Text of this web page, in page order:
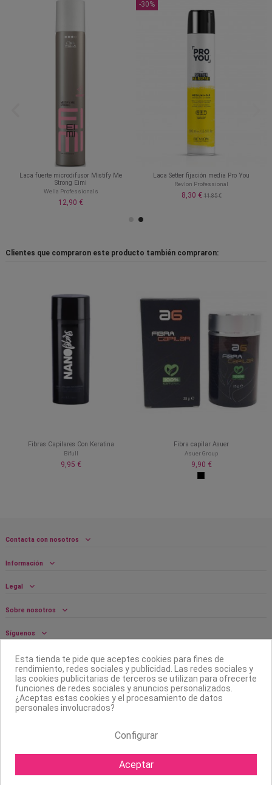
Laca fuerte microdifusor Mistify Me
Strong Eimi
Wella Professionals
12,90 €
-30%
Laca Setter fijación media Pro You
Revlon Professional
8,30 €11,85 €
Clientes que compraron este producto también compraron:
Fibras Capilares Con Keratina
Bifull
9,95 €
Fibra capilar Asuer
Asuer Group
9,90 €
Contacta con nosotros
Información
Legal
Sobre nosotros
Síguenos
Boletín
Esta tienda te pide que aceptes cookies para fines de
rendimiento, redes sociales y publicidad. Las redes sociales y
las cookies publicitarias de terceros se utilizan para ofrecerte
funciones de redes sociales y anuncios personalizados.
¿Aceptas estas cookies y el procesamiento de datos
personales involucrados?
Configurar
Aceptar